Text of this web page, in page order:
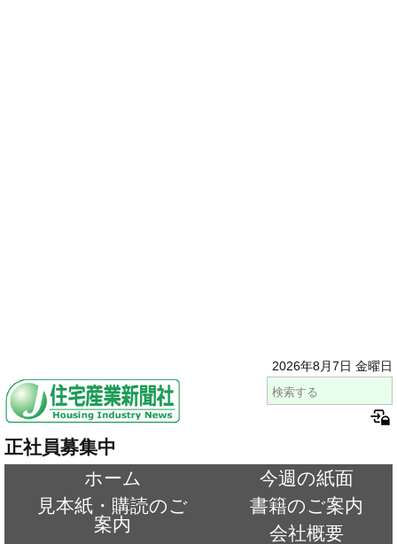
2026年8月7日 金曜日
正社員募集中
ホーム
今週の紙面
見本紙・購読のご
案内
書籍のご案内
会社概要